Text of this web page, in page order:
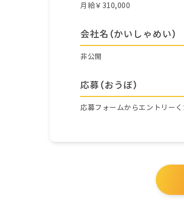
月給￥310,000
会社名（かいしゃめい）
非公開
応募（おうぼ）
応募フォームからエントリー